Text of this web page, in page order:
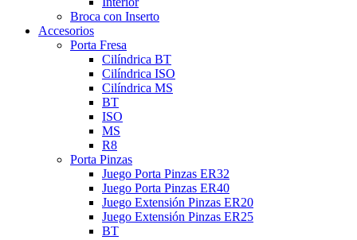
Broca con Inserto
Accesorios
Porta Fresa
Cilíndrica BT
Cilíndrica ISO
Cilíndrica MS
BT
ISO
MS
R8
Porta Pinzas
Juego Porta Pinzas ER32
Juego Porta Pinzas ER40
Juego Extensión Pinzas ER20
Juego Extensión Pinzas ER25
BT